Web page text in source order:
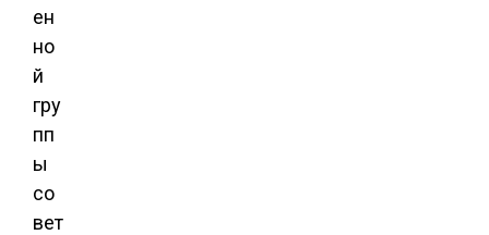
ен
но
й
гру
пп
ы
со
вет